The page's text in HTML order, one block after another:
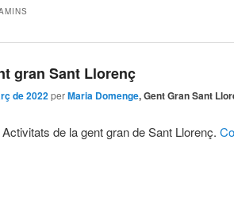
gran Sant Llorenç
de 2022perMaria Domenge, Gent Gran Sant
Activitats de la gent gran de Sant Llorenç.